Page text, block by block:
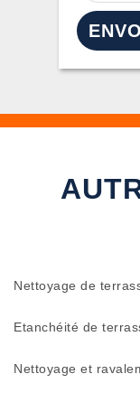
Nettoyage de
Etanchéité de
Nettoyage et